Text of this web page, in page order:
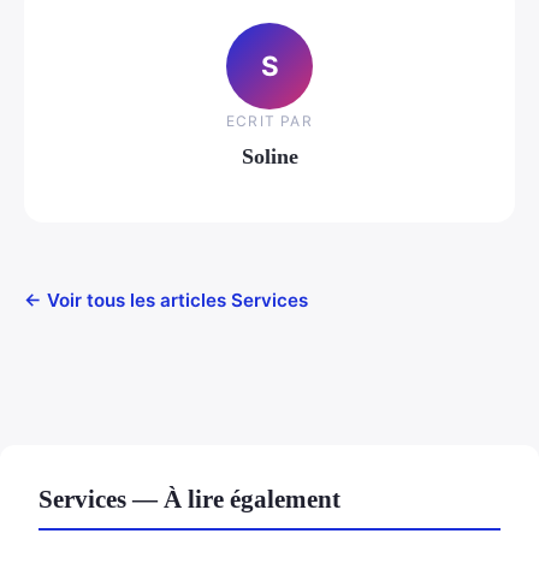
S
ECRIT PAR
Soline
← Voir tous les articles Services
Services — À lire également